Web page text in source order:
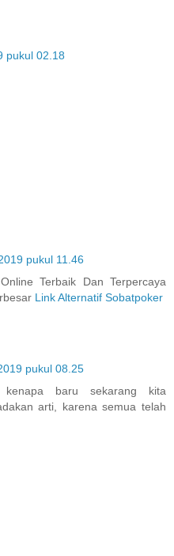
pukul 02.18
pukul 11.46
Terbaik Dan Terpercaya
Link Alternatif Sobatpoker
pukul 08.25
baru sekarang kita
arti, karena semua telah